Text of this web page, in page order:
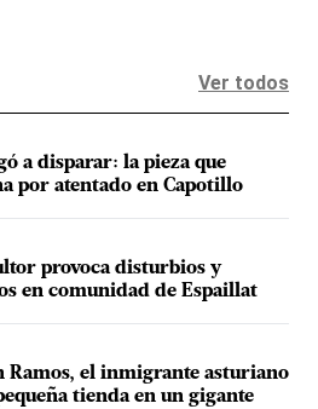
Ver todos
a disparar: la pieza que
por atentado en Capotillo
provoca disturbios y
en comunidad de Espaillat
Ramos, el inmigrante asturiano
tienda en un gigante